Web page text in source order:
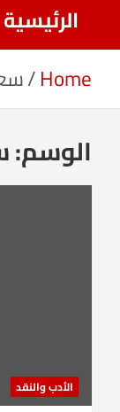
الرئيسية
Home
الوسم:
الأدب والنقد